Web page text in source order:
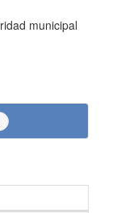
municipal